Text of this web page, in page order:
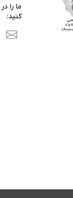
ما را
کنید: